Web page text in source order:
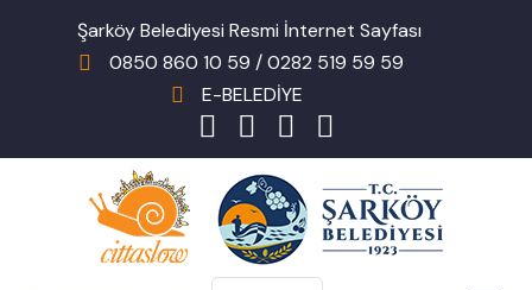
Şarköy Belediyesi Resmi İnternet Sayfası
0850 860 10 59 / 0282 519 59 59
E-BELEDİYE